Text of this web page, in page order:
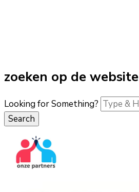
zoeken op de website
Looking for Something?